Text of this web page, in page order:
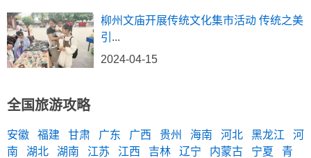
柳州文庙开展传统文化集市活动 传统之美
引 ...
2024-04-15
全国旅游攻略
安徽 福建 甘肃 广东 广西 贵州 海南 河北 黑龙江
河
南
湖北 湖南 江苏 江西 吉林 辽宁 内蒙古 宁夏
青